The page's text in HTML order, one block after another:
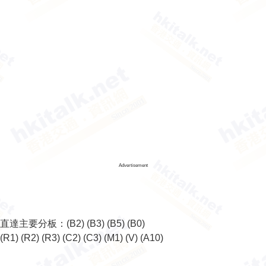
Advertisement
直達主要分板： (B2) (B3) (B5) (B0)
(R1) (R2) (R3) (C2) (C3) (M1) (V) (A10)